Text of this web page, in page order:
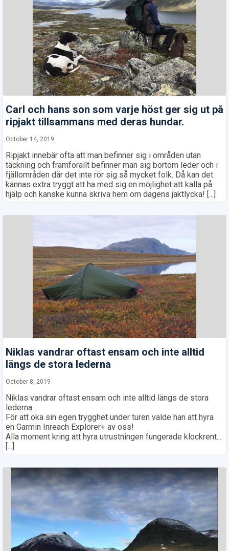
Carl och hans son som varje höst ger sig ut på
ripjakt tillsammans med deras hundar.
October 14, 2019
Ripjakt innebär ofta att man befinner sig i områden utan
täckning och framförallt befinner man sig bortom leder och i
fjällområden där det inte rör sig så mycket folk. Då kan det
kännas extra tryggt att ha med sig en möjlighet att kalla på
hjälp och kanske kunna skriva hem om dagens jaktlycka! [...]
Niklas vandrar oftast ensam och inte alltid
längs de stora lederna
October 8, 2019
Niklas vandrar oftast ensam och inte alltid längs de stora
lederna.
För att öka sin egen trygghet under turen valde han att hyra
en Garmin Inreach Explorer+ av oss!
Alla moment kring att hyra utrustningen fungerade klockrent...
[...]